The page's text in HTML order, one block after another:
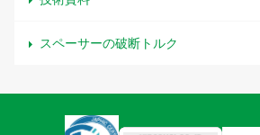
スペーサーの破断トルク